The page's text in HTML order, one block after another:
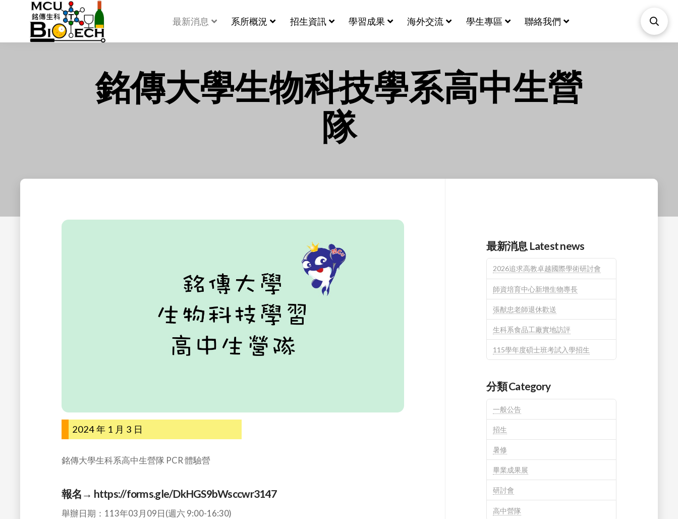
最新消息 系所概況 招生資訊 學習成果 海外交流 學生專區 聯絡我們
銘傳大學生物科技學系高中生營
隊
2024 年 1 月 3 日
銘傳大學生科系高中生營隊 PCR 體驗營
報名→ https://forms.gle/DkHGS9bWsccwr3147
舉辦日期：113年03月09日(週六 9:00-16:30)
最新消息 Latest news
2026追求高教卓越國際學術研討會
師資培育中心新增生物專長
張猷忠老師退休歡送
生科系食品工廠實地訪評
115學年度碩士班考試入學招生
分類 Category
一般公告
招生
暑修
畢業成果展
研討會
高中營隊